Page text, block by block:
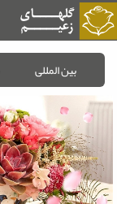
بین المللی